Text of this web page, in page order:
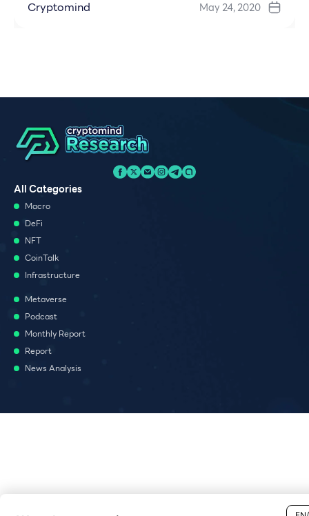
Cryptomind May 24, 2020
All Categories
Macro
DeFi
NFT
CoinTalk
Infrastructure
Metaverse
Podcast
Monthly Report
Report
News Analysis